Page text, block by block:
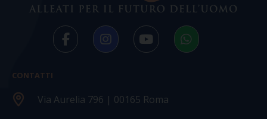
CONTATTI
Via Aurelia 796 | 00165 Roma